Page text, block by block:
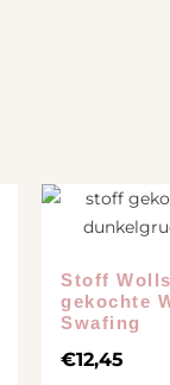
Stoff
gekochte
Swafing
€12,45